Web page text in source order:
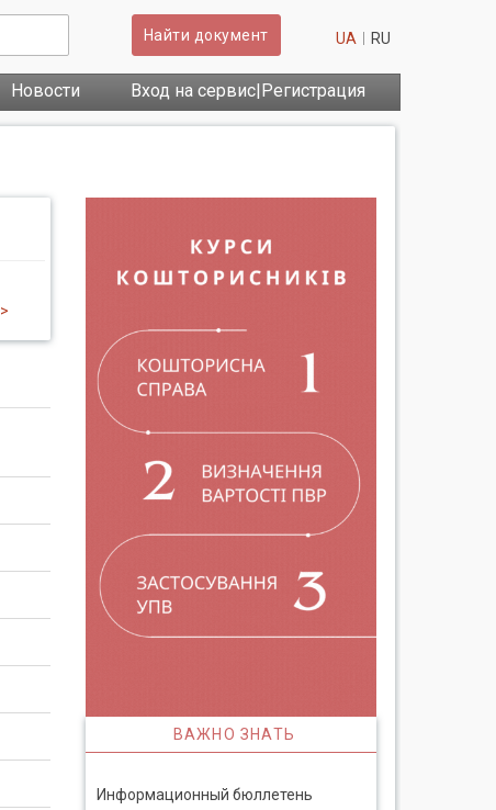
Найти документ UA RU
Новости Вход на сервис|Регистрация
ВАЖНО ЗНАТЬ
Информационный бюллетень